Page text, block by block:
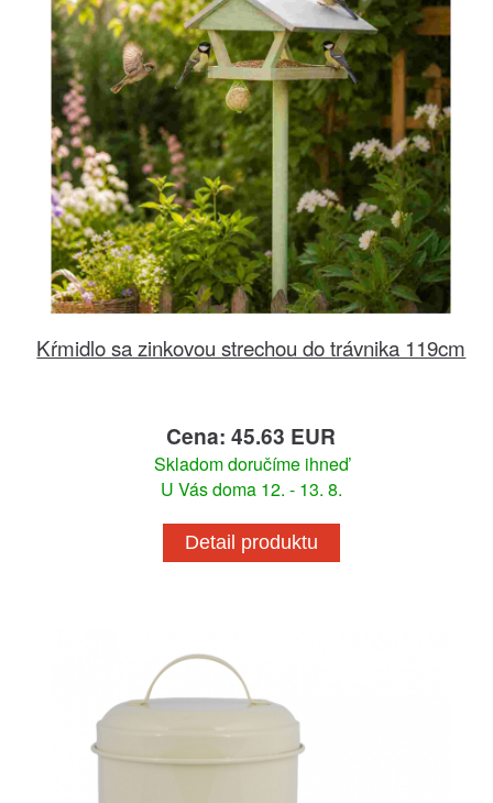
Kŕmidlo sa zinkovou strechou do trávnika 119cm
Cena: 45.63 EUR
Skladom doručíme ihneď
U Vás doma 12. - 13. 8.
Detail produktu